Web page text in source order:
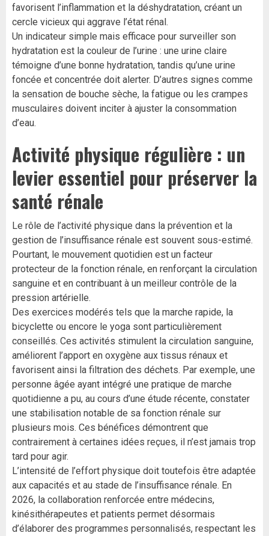
favorisent l’inflammation et la déshydratation, créant un
cercle vicieux qui aggrave l’état rénal.
Un indicateur simple mais efficace pour surveiller son
hydratation est la couleur de l’urine : une urine claire
témoigne d’une bonne hydratation, tandis qu’une urine
foncée et concentrée doit alerter. D’autres signes comme
la sensation de bouche sèche, la fatigue ou les crampes
musculaires doivent inciter à ajuster la consommation
d’eau.
Activité physique régulière : un
levier essentiel pour préserver la
santé rénale
Le rôle de l’activité physique dans la prévention et la
gestion de l’insuffisance rénale est souvent sous-estimé.
Pourtant, le mouvement quotidien est un facteur
protecteur de la fonction rénale, en renforçant la circulation
sanguine et en contribuant à un meilleur contrôle de la
pression artérielle.
Des exercices modérés tels que la marche rapide, la
bicyclette ou encore le yoga sont particulièrement
conseillés. Ces activités stimulent la circulation sanguine,
améliorent l’apport en oxygène aux tissus rénaux et
favorisent ainsi la filtration des déchets. Par exemple, une
personne âgée ayant intégré une pratique de marche
quotidienne a pu, au cours d’une étude récente, constater
une stabilisation notable de sa fonction rénale sur
plusieurs mois. Ces bénéfices démontrent que
contrairement à certaines idées reçues, il n’est jamais trop
tard pour agir.
L’intensité de l’effort physique doit toutefois être adaptée
aux capacités et au stade de l’insuffisance rénale. En
2026, la collaboration renforcée entre médecins,
kinésithérapeutes et patients permet désormais
d’élaborer des programmes personnalisés, respectant les